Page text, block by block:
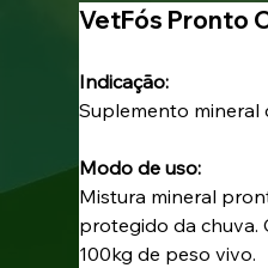
VetFós Pronto
Indicação:
Suplemento mineral
Modo de uso:
Mistura mineral
protegido da chuva.
100kg de peso vivo.